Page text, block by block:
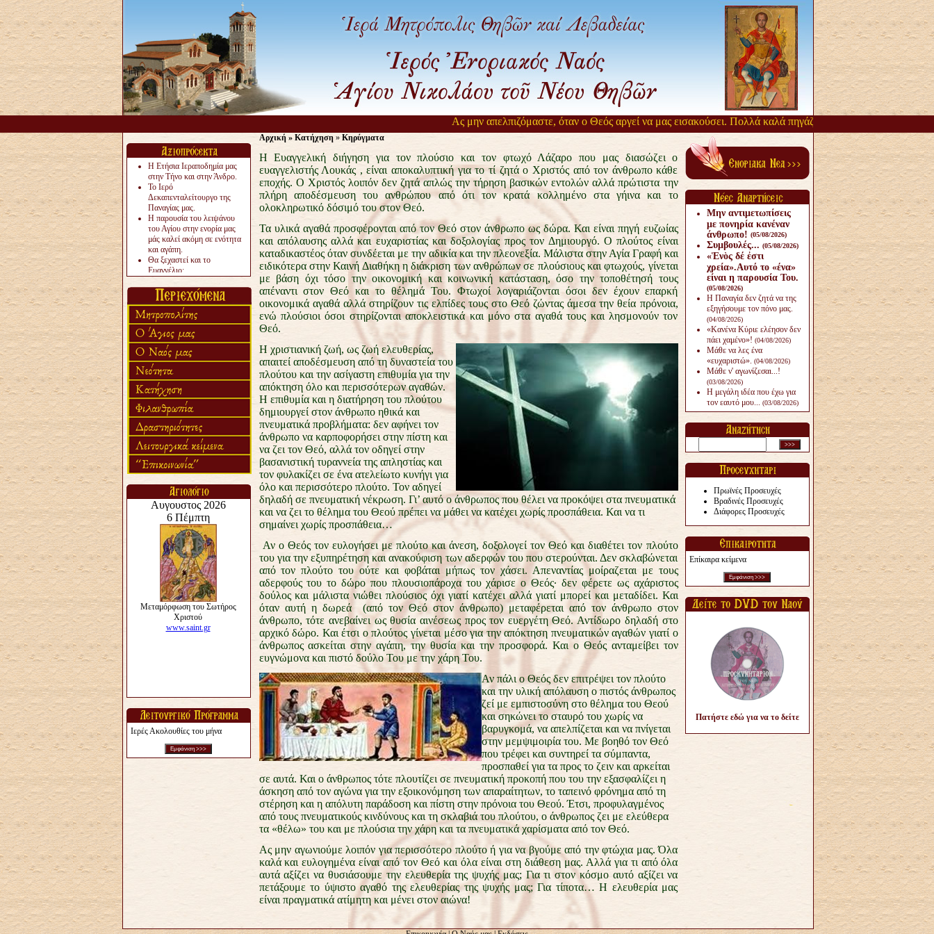
Ας μην απελπιζόμαστε, όταν ο Θεός αργεί να μας εισακούσει. Πολλά καλά πηγάζουν, από την αργοπορία αυτή.
Η Ετήσια Ιεραποδημία μας
στην Τήνο και στην Άνδρο.
Το Ιερό
Δεκαπενταλείτουργο της
Παναγίας μας.
Η παρουσία του λειψάνου
του Αγίου στην ενορία μας
μάς καλεί ακόμη σε ενότητα
και αγάπη.
Θα ξεχαστεί και το
Ευαγγέλιο;
«πολύ αργά».
Ζητείται....
Ιερές Ακολουθίες του μήνα
Αρχική» Κατήχηση» Κηρύγματα
Η Ευαγγελική διήγηση για τον πλούσιο και τον φτωχό Λάζαρο που μας διασώζει ο
ευαγγελιστής Λουκάς , είναι αποκαλυπτική για το τί ζητά ο Χριστός από τον άνθρωπο κάθε
εποχής. Ο Χριστός λοιπόν δεν ζητά απλώς την τήρηση βασικών εντολών αλλά πρώτιστα την
πλήρη αποδέσμευση του ανθρώπου από ότι τον κρατά κολλημένο στα γήινα και το
ολοκληρωτικό δόσιμό του στον Θεό.
Τα υλικά αγαθά προσφέρονται από τον Θεό στον άνθρωπο ως δώρα. Και είναι πηγή ευζωίας
και απόλαυσης αλλά και ευχαριστίας και δοξολογίας προς τον Δημιουργό. Ο πλούτος είναι
καταδικαστέος όταν συνδέεται με την αδικία και την πλεονεξία. Μάλιστα στην Αγία Γραφή και
ειδικότερα στην Καινή Διαθήκη η διάκριση των ανθρώπων σε πλούσιους και φτωχούς, γίνεται
με βάση όχι τόσο την οικονομική και κοινωνική κατάσταση, όσο την τοποθέτησή τους
απέναντι στον Θεό και το θέλημά Του. Φτωχοί λογαριάζονται όσοι δεν έχουν επαρκή
οικονομικά αγαθά αλλά στηρίζουν τις ελπίδες τους στο Θεό ζώντας άμεσα την θεία πρόνοια,
ενώ πλούσιοι όσοι στηρίζονται αποκλειστικά και μόνο στα αγαθά τους και λησμονούν τον
Θεό.
Η χριστιανική ζωή, ως ζωή ελευθερίας,
απαιτεί αποδέσμευση από τη δυναστεία του
πλούτου και την ασίγαστη επιθυμία για την
απόκτηση όλο και περισσότερων αγαθών.
Η επιθυμία και η διατήρηση του πλούτου
δημιουργεί στον άνθρωπο ηθικά και
πνευματικά προβλήματα: δεν αφήνει τον
άνθρωπο να καρποφορήσει στην πίστη και
να ζει τον Θεό, αλλά τον οδηγεί στην
βασανιστική τυραννεία της απληστίας και
τον φυλακίζει σε ένα ατελείωτο κυνήγι για
όλο και περισσότερο πλούτο. Τον αδηγεί
δηλαδή σε πνευματική νέκρωση. Γι’ αυτό ο άνθρωπος που θέλει να προκόψει στα πνευματικά
και να ζει το θέλημα του Θεού πρέπει να μάθει να κατέχει χωρίς προσπάθεια. Και να τι
σημαίνει χωρίς προσπάθεια…
Αν ο Θεός τον ευλογήσει με πλούτο και άνεση, δοξολογεί τον Θεό και διαθέτει τον πλούτο
του για την εξυπηρέτηση και ανακούφιση των αδερφών του που στερούνται. Δεν σκλαβώνεται
από τον πλούτο του ούτε και φοβάται μήπως τον χάσει. Απεναντίας μοίραζεται με τους
αδερφούς του το δώρο που πλουσιοπάροχα του χάρισε ο Θεός· δεν φέρετε ως αχάριστος
δούλος και μάλιστα νιώθει πλούσιος όχι γιατί κατέχει αλλά γιατί μπορεί και μεταδίδει. Και
όταν αυτή η δωρεά (από τον Θεό στον άνθρωπο) μεταφέρεται από τον άνθρωπο στον
άνθρωπο, τότε ανεβαίνει ως θυσία αινέσεως προς τον ευεργέτη Θεό. Αντίδωρο δηλαδή στο
αρχικό δώρο. Και έτσι ο πλούτος γίνεται μέσο για την απόκτηση πνευματικών αγαθών γιατί ο
άνθρωπος ασκείται στην αγάπη, την θυσία και την προσφορά. Και ο Θεός ανταμείβει τον
ευγνώμονα και πιστό δούλο Του με την χάρη Του.
Αν πάλι ο Θεός δεν επιτρέψει τον πλούτο
και την υλική απόλαυση ο πιστός άνθρωπος
ζεί με εμπιστοσύνη στο θέλημα του Θεού
και σηκώνει το σταυρό του χωρίς να
βαρυγκομά, να απελπίζεται και να πνίγεται
στην μεμψιμοιρία του. Με βοηθό τον Θεό
που τρέφει και συντηρεί τα σύμπαντα,
προσπαθεί για τα προς το ζειν και αρκείται
σε αυτά. Και ο άνθρωπος τότε πλουτίζει σε πνευματική προκοπή που του την εξασφαλίζει η
άσκηση από τον αγώνα για την εξοικονόμηση των απαραίτητων, το ταπεινό φρόνημα από τη
στέρηση και η απόλυτη παράδοση και πίστη στην πρόνοια του Θεού. Έτσι, προφυλαγμένος
από τους πνευματικούς κινδύνους και τη σκλαβιά του πλούτου, ο άνθρωπος ζει με ελεύθερα
τα «θέλω» του και με πλούσια την χάρη και τα πνευματικά χαρίσματα από τον Θεό.
Ας μην αγωνιούμε λοιπόν για περισσότερο πλούτο ή για να βγούμε από την φτώχια μας. Όλα
καλά και ευλογημένα είναι από τον Θεό και όλα είναι στη διάθεση μας. Αλλά για τι από όλα
αυτά αξίζει να θυσιάσουμε την ελευθερία της ψυχής μας; Για τι στον κόσμο αυτό αξίζει να
πετάξουμε το ύψιστο αγαθό της ελευθερίας της ψυχής μας; Για τίποτα… Η ελευθερία μας
είναι πραγματικά ατίμητη και μένει στον αιώνα!
Μην αντιμετωπίσεις
με πονηρία κανέναν
άνθρω­πο! (05/08/2026)
Συμβουλές... (05/08/2026)
«Ἑνὸς δέ ἐστι
χρεία».Αυτό το «ένα»
είναι η παρουσία Του.
(05/08/2026)
Η Παναγία δεν ζητά να της
εξηγήσουμε τον πόνο μας.
(04/08/2026)
«Κανένα Κύριε ελέησον δεν
πάει χαμένο»! (04/08/2026)
Μάθε να λες ένα
«ευχαριστώ». (04/08/2026)
Μάθε ν' αγωνίζεσαι...!
(03/08/2026)
Η μεγάλη ιδέα που έχω για
τον εαυτό μου... (03/08/2026)
Πρωϊνές Προσευχές
Βραδινές Προσευχές
Διάφορες Προσευχές
Επίκαιρα κείμενα
Πατήστε εδώ για να το δείτε